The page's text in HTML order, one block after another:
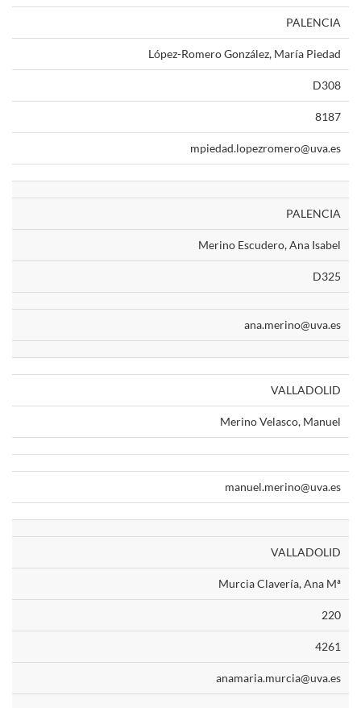
PALENCIA
López-Romero González, María Piedad
D308
8187
mpiedad.lopezromero@uva.es
PALENCIA
Merino Escudero, Ana Isabel
D325
ana.merino@uva.es
VALLADOLID
Merino Velasco, Manuel
manuel.merino@uva.es
VALLADOLID
Murcia Clavería, Ana Mª
220
4261
anamaria.murcia@uva.es